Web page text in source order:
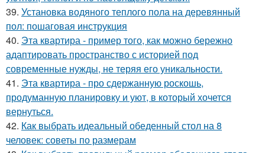
39. Установка водяного теплого пола на деревянный
пол: пошаговая инструкция
40. Эта квартира - пример того, как можно бережно
адаптировать пространство с историей под
современные нужды, не теряя его уникальности.
41. Эта квартира - про сдержанную роскошь,
продуманную планировку и уют, в который хочется
вернуться.
42. Как выбрать идеальный обеденный стол на 8
человек: советы по размерам